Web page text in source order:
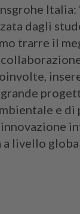
Italia:
dagli
trarre il
e di
a livello